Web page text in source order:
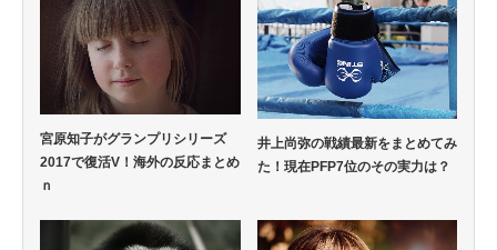
宮原知子がグランプリシリーズ
2017で復活V！海外の反応まとめ
ｎ
井上尚弥の戦績最新をまとめてみ
た！現在PFP7位のその実力は？